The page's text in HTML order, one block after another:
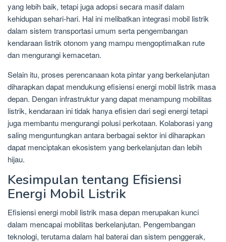
yang lebih baik, tetapi juga adopsi secara masif dalam
kehidupan sehari-hari. Hal ini melibatkan integrasi mobil listrik
dalam sistem transportasi umum serta pengembangan
kendaraan listrik otonom yang mampu mengoptimalkan rute
dan mengurangi kemacetan.
Selain itu, proses perencanaan kota pintar yang berkelanjutan
diharapkan dapat mendukung efisiensi energi mobil listrik masa
depan. Dengan infrastruktur yang dapat menampung mobilitas
listrik, kendaraan ini tidak hanya efisien dari segi energi tetapi
juga membantu mengurangi polusi perkotaan. Kolaborasi yang
saling menguntungkan antara berbagai sektor ini diharapkan
dapat menciptakan ekosistem yang berkelanjutan dan lebih
hijau.
Kesimpulan tentang Efisiensi
Energi Mobil Listrik
Efisiensi energi mobil listrik masa depan merupakan kunci
dalam mencapai mobilitas berkelanjutan. Pengembangan
teknologi, terutama dalam hal baterai dan sistem penggerak,